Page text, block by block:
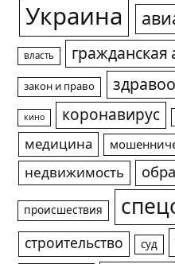
Украина
власть гражданская
закон и право
кино коронавирус
медицина
недвижимость
происшествия
строительство суд